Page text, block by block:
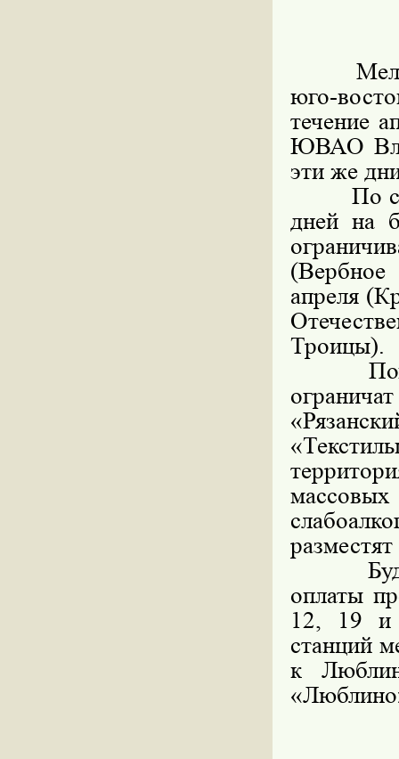
юго-
течение
ЮВАО
эти же
По
дней на
апреля
Троицы).
Помимо
Будут
оплаты
12, 19 и
станций
к